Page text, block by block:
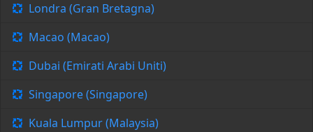
Londra (Gran Bretagna)
Macao (Macao)
Dubai (Emirati Arabi Uniti)
Singapore (Singapore)
Kuala Lumpur (Malaysia)